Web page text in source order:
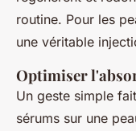
routine. Pour les
une véritable
Optimiser
Un geste simple
sérums sur une